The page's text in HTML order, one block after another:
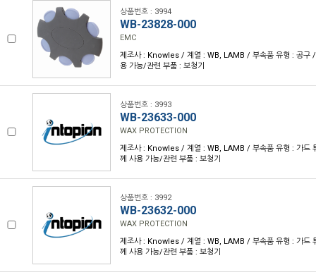
상품번호 : 3994
WB-23828-000
EMC
제조사 : Knowles / 계열 : WB, LAMB / 부속품 유형 : 공구
용 가능/관련 부품 : 보청기
상품번호 : 3993
WB-23633-000
WAX PROTECTION
제조사 : Knowles / 계열 : WB, LAMB / 부속품 유형 : 가드
께 사용 가능/관련 부품 : 보청기
상품번호 : 3992
WB-23632-000
WAX PROTECTION
제조사 : Knowles / 계열 : WB, LAMB / 부속품 유형 : 가드
께 사용 가능/관련 부품 : 보청기